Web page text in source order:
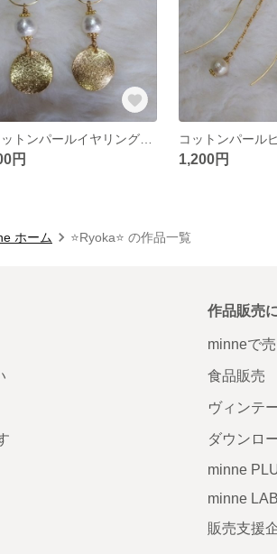
円 1,200円
ホーム ⭐️Ryoka⭐️ の作品一覧
作品販売
minneで
食品販売
ヴィンテ
ダウンロ
minne
minne LAB
販売支援